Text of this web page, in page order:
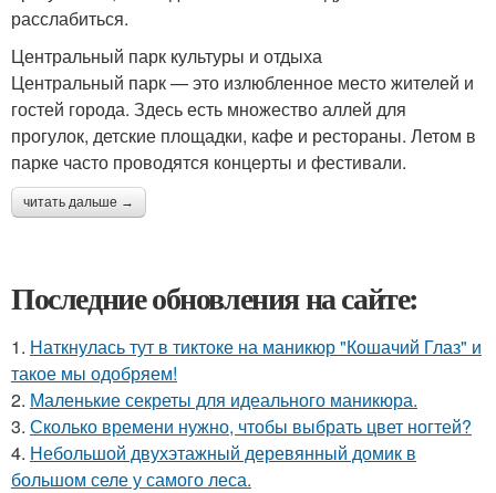
расслабиться.
Центральный парк культуры и отдыха
Центральный парк — это излюбленное место жителей и
гостей города. Здесь есть множество аллей для
прогулок, детские площадки, кафе и рестораны. Летом в
парке часто проводятся концерты и фестивали.
читать дальше →
Последние обновления на сайте:
1. Наткнулась тут в тиктоке на маникюр "Кошачий Глаз" и
такое мы одобряем!
2. Маленькие секреты для идеального маникюра.
3. Сколько времени нужно, чтобы выбрать цвет ногтей?
4. Небольшой двухэтажный деревянный домик в
большом селе у самого леса.